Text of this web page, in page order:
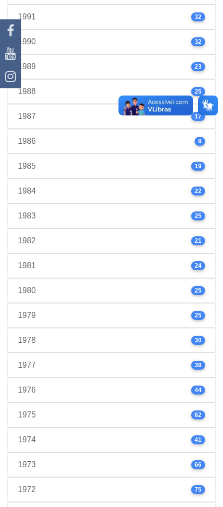
1991 32
1990 32
1989 23
1988 25
1987 17
1986 9
1985 19
1984 22
1983 25
1982 21
1981 24
1980 25
1979 25
1978 30
1977 39
1976 44
1975 62
1974 41
1973 66
1972 75